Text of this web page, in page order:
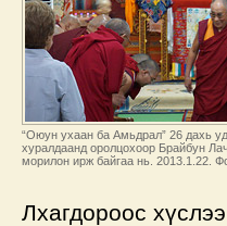
“Оюун ухаан ба Амьдрал” 26 дахь
хуралдаанд оролцохоор Брайбун
морилон ирж байгаа нь. 2013.1.22.
Лхагдороос